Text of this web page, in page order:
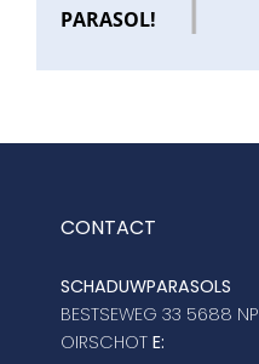
PARASOL!
CONTACT
SCHADUWPARASOLS
BESTSEWEG 33 5688 NP
OIRSCHOT E: